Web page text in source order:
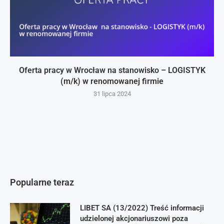
Oferta pracy w Wrocław na stanowisko – LOGISTYK
(m/k) w renomowanej firmie
31 lipca 2024
Popularne teraz
LIBET SA (13/2022) Treść informacji
udzielonej akcjonariuszowi poza